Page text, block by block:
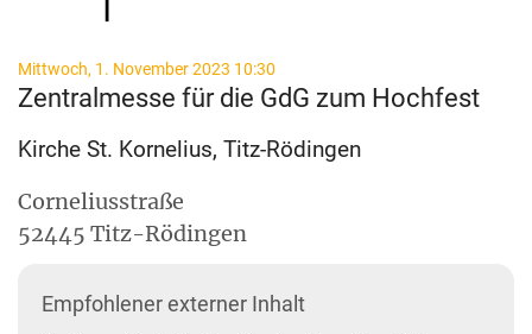
Mittwoch, 1. November 2023 10:30
Zentralmesse für die GdG zum Hochfest
Kirche St. Kornelius, Titz-Rödingen
Corneliusstraße
52445 Titz-Rödingen
Empfohlener externer Inhalt